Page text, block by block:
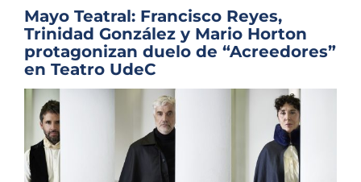
Quiénes Somos
Programación
Podcast
Noticias
Reportajes
Columnas
Mayo Teatral: Francisco Reyes,
Trinidad González y Mario Horton
protagonizan duelo de “Acreedores”
en Teatro UdeC
Ver
imagen
más
grande